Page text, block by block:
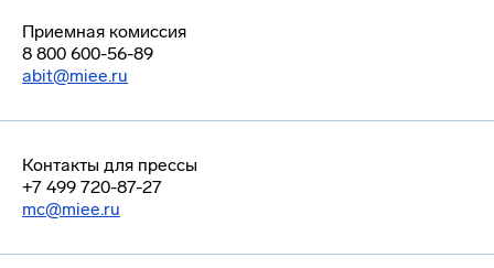
Приемная комиссия
8 800 600-56-89
abit@miee.ru
Контакты для прессы
+7 499 720-87-27
mc@miee.ru